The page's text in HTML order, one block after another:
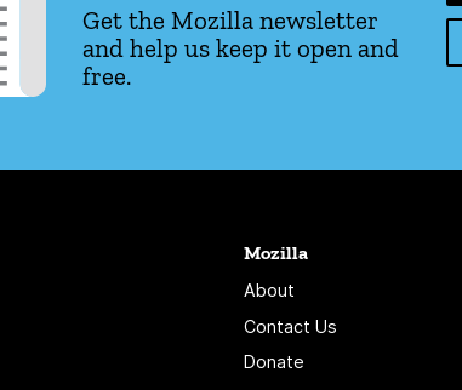
Get the Mozilla newsletter
and help us keep it open and
free.
Mozilla
About
Contact Us
Donate